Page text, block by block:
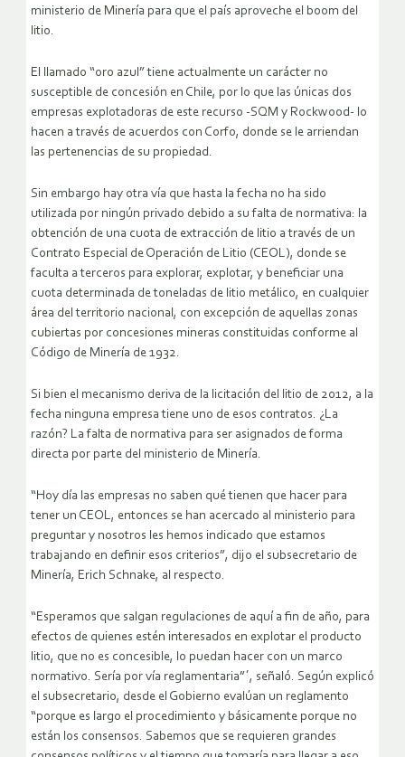
ministerio de Minería para que el país aproveche el boom del
litio.
El llamado “oro azul” tiene actualmente un carácter no
susceptible de concesión en Chile, por lo que las únicas dos
empresas explotadoras de este recurso -SQM y Rockwood- lo
hacen a través de acuerdos con Corfo, donde se le arriendan
las pertenencias de su propiedad.
Sin embargo hay otra vía que hasta la fecha no ha sido
utilizada por ningún privado debido a su falta de normativa: la
obtención de una cuota de extracción de litio a través de un
Contrato Especial de Operación de Litio (CEOL), donde se
faculta a terceros para explorar, explotar, y beneficiar una
cuota determinada de toneladas de litio metálico, en cualquier
área del territorio nacional, con excepción de aquellas zonas
cubiertas por concesiones mineras constituidas conforme al
Código de Minería de 1932.
Si bien el mecanismo deriva de la licitación del litio de 2012, a la
fecha ninguna empresa tiene uno de esos contratos. ¿La
razón? La falta de normativa para ser asignados de forma
directa por parte del ministerio de Minería.
“Hoy día las empresas no saben qué tienen que hacer para
tener un CEOL, entonces se han acercado al ministerio para
preguntar y nosotros les hemos indicado que estamos
trabajando en definir esos criterios”, dijo el subsecretario de
Minería, Erich Schnake, al respecto.
“Esperamos que salgan regulaciones de aquí a fin de año, para
efectos de quienes estén interesados en explotar el producto
litio, que no es concesible, lo puedan hacer con un marco
normativo. Sería por vía reglamentaria”´, señaló. Según explicó
el subsecretario, desde el Gobierno evalúan un reglamento
“porque es largo el procedimiento y básicamente porque no
están los consensos. Sabemos que se requieren grandes